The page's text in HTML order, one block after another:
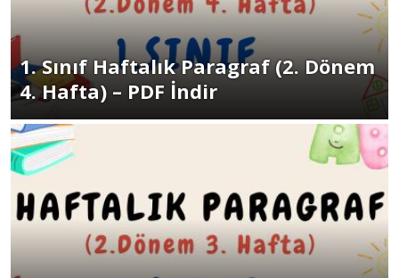
1. Sınıf Haftalık Paragraf (2. Dönem
4. Hafta) – PDF İndir